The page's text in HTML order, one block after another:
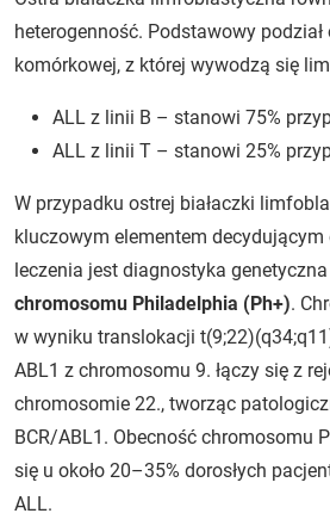
heterogenność. Podstawowy
komórkowej, z której wywodzą się
ALL z linii B – stanowi 75%
ALL z linii T – stanowi 25%
W przypadku ostrej białaczki
kluczowym elementem
leczenia jest diagnostyka
chromosomu Philadelphia (Ph+).
w wyniku translokacji
ABL1 z chromosomu 9. łączy się z
chromosomie 22., tworząc
BCR/ABL1. Obecność chromosomu
się u około 20–35% dorosłych
ALL.